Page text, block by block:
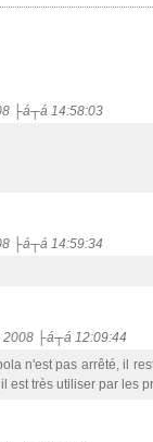
├á┬á 14:58:03
├á┬á 14:59:34
2008 ├á┬á 12:09:44
n'est pas arrêté, il
est très utiliser par les